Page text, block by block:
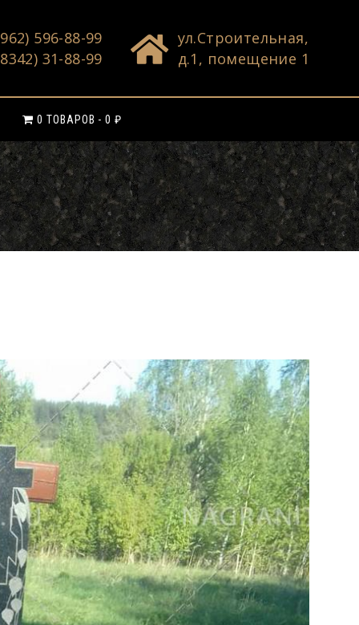
596-88-99
31-88-99
ул.Строительная,
д.1, помещение 1
0 ТОВАРОВ 0 ₽